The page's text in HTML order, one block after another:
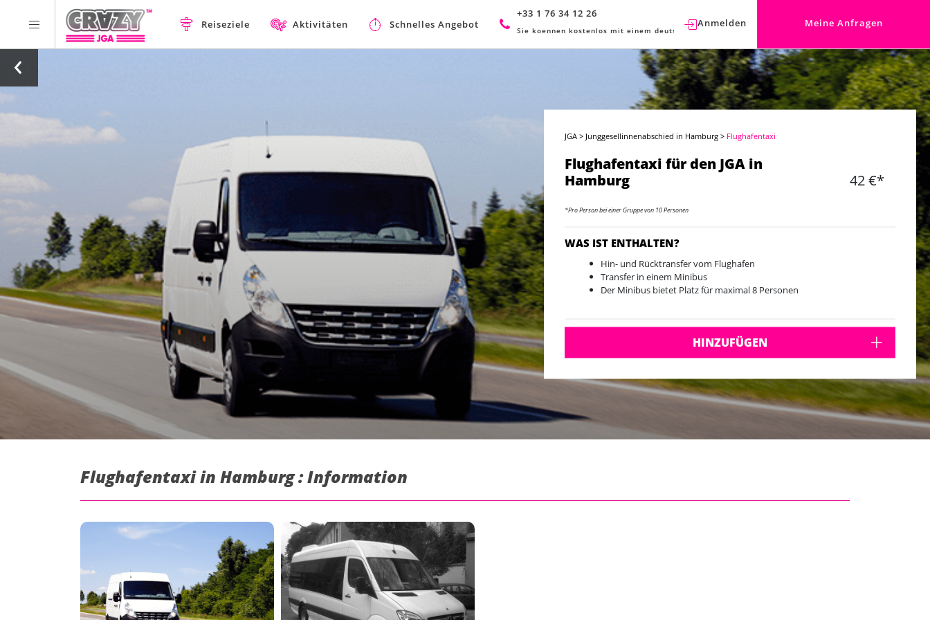
Reiseziele Aktivitäten Schnelles Angebot
+33 1 76 34 12 26
Sie koennen kostenlos mit einem deutschen Berater sprechen.
Anmelden Meine Anfragen
JGA > Junggesellinnenabschied in Hamburg > Flughafentaxi
Flughafentaxi für den JGA in
Hamburg
42 €*
*Pro Person bei einer Gruppe von 10 Personen
WAS IST ENTHALTEN?
Hin- und Rücktransfer vom Flughafen
Transfer in einem Minibus
Der Minibus bietet Platz für maximal 8 Personen
HINZUFÜGEN
Flughafentaxi in Hamburg : Information